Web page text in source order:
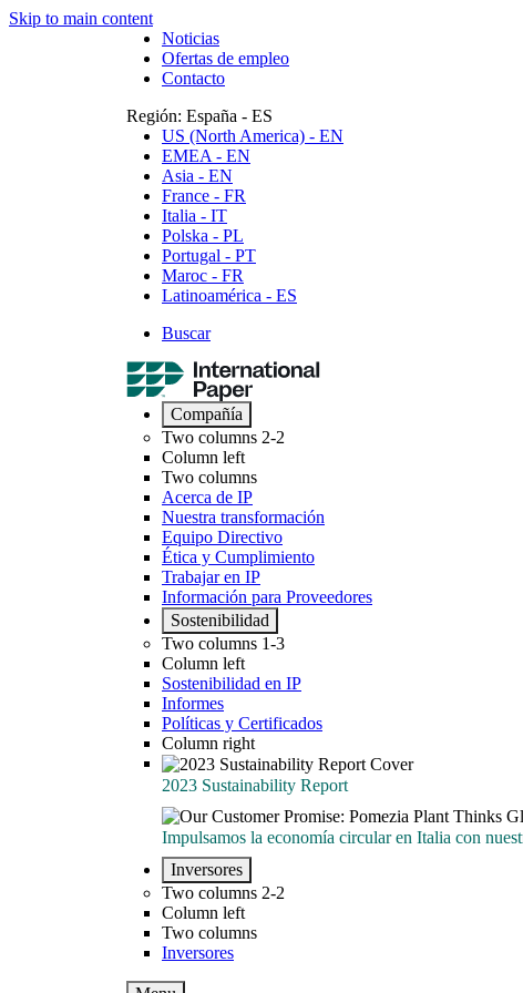
Skip to main content
Header utility - ES
Noticias
Ofertas de empleo
Contacto
Región: España - ES
US (North America) - EN
EMEA - EN
Asia - EN
France - FR
Italia - IT
Polska - PL
Portugal - PT
Maroc - FR
Latinoamérica - ES
Search
Buscar
Main navigation - ES
Compañía
Two columns 2-2
Column left
Two columns
Acerca de IP
Nuestra transformación
Equipo Directivo
Ética y Cumplimiento
Trabajar en IP
Información para Proveedores
Sostenibilidad
Two columns 1-3
Column left
Sostenibilidad en IP
Informes
Políticas y Certificados
Column right
2023 Sustainability Report
2023 Sustainability Report
Impulsamos la economía circular en Italia con
Impulsamos la economía circular en Italia con
Inversores
Two columns 2-2
Column left
Two columns
Inversores